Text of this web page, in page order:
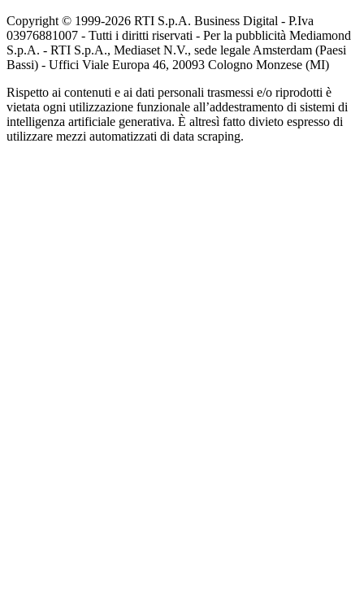
Copyright © 1999-2026 RTI S.p.A. Business Digital - P.Iva
03976881007 - Tutti i diritti riservati - Per la pubblicità Mediamond
S.p.A. - RTI S.p.A., Mediaset N.V., sede legale Amsterdam (Paesi
Bassi) - Uffici Viale Europa 46, 20093 Cologno Monzese (MI)
Rispetto ai contenuti e ai dati personali trasmessi e/o riprodotti è
vietata ogni utilizzazione funzionale all’addestramento di sistemi di
intelligenza artificiale generativa. È altresì fatto divieto espresso di
utilizzare mezzi automatizzati di data scraping.